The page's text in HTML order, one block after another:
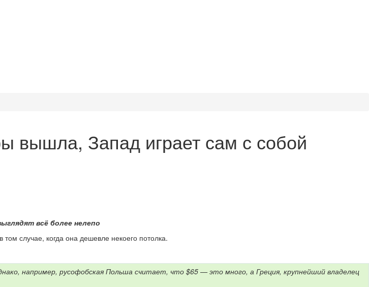
вышла, Запад играет сам с собой
всё более нелепо
случае, когда она дешевле некоего потолка.
например, русофобская Польша считает, что $65 — это много, а Греция, крупнейший владелец